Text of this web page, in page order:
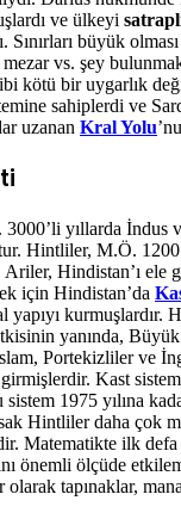
ve ülkeyi
Sınırları büyük olması
vs. şey
kötü bir uygarlık
sahiplerdi ve
uzanan Kral Yolu
yıllarda İndus
Hintliler, M.Ö.
Hindistan’ı ele
için Hindistan’da
yapıyı kurmuşlardır.
yanında,
Portekizliler ve
Kast
1975 yılına
Hintliler daha çok
Matematikte ilk defa
önemli ölçüde
tapınaklar,